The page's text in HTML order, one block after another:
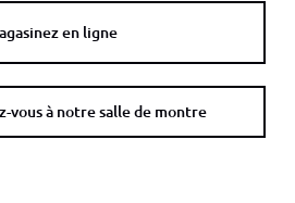
en ligne
vous à notre salle de montre